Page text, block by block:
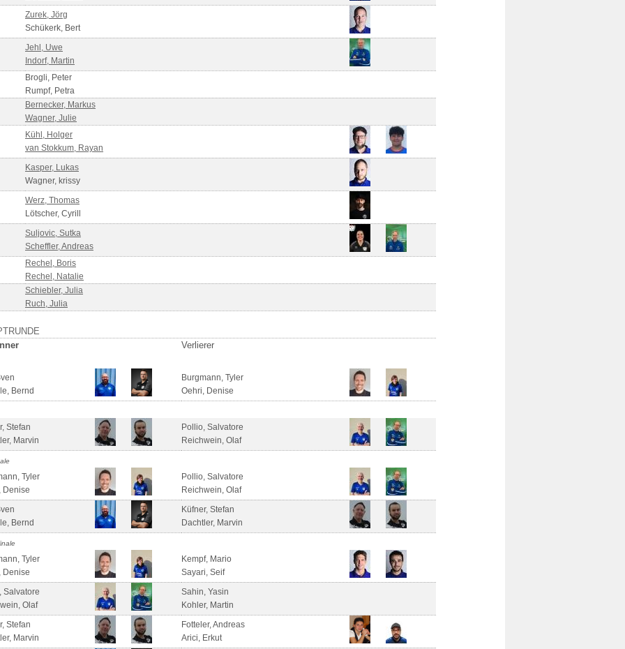
Zurek, Jörg
Schükerk, Bert
Jehl, Uwe
Indorf, Martin
Brogli, Peter
Rumpf, Petra
Bernecker, Markus
Wagner, Julie
Kühl, Holger
van Stokkum, Rayan
Kasper, Lukas
Wagner, krissy
Werz, Thomas
Lötscher, Cyrill
Suljovic, Sutka
Scheffler, Andreas
Rechel, Boris
Rechel, Natalie
Schiebler, Julia
Ruch, Julia
Verlierer
Bernd
Burgmann, Tyler
Oehri, Denise
Stefan
Marvin
Pollio, Salvatore
Reichwein, Olaf
Tyler
Denise
Pollio, Salvatore
Reichwein, Olaf
Bernd
Küfner, Stefan
Dachtler, Marvin
Tyler
Denise
Kempf, Mario
Sayari, Seif
Salvatore
Olaf
Sahin, Yasin
Kohler, Martin
Stefan
Marvin
Fotteler, Andreas
Arici, Erkut